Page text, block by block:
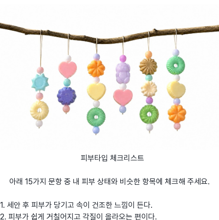
피부타입 체크리스트
아래 15가지 문항 중 내 피부 상태와 비슷한 항목에 체크해 주세요.
1. 세안 후 피부가 당기고 속이 건조한 느낌이 든다.
2. 피부가 쉽게 거칠어지고 각질이 올라오는 편이다.